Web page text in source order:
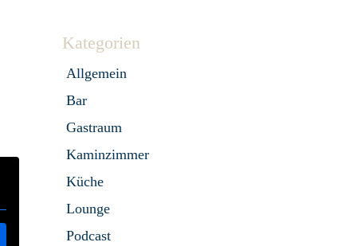
Kategorien
Allgemein
Bar
Gastraum
Kaminzimmer
Küche
Lounge
Podcast